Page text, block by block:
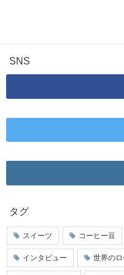
SNS
タグ
スイーツ コーヒー豆
インタビュー 世界の